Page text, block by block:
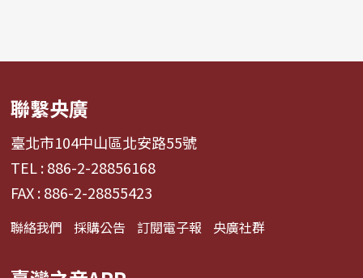
聯繫央廣
臺北市104中山區北安路55號
TEL : 886-2-28856168
FAX : 886-2-28855423
聯絡我們 採購公告 訂閱電子報 央廣社群